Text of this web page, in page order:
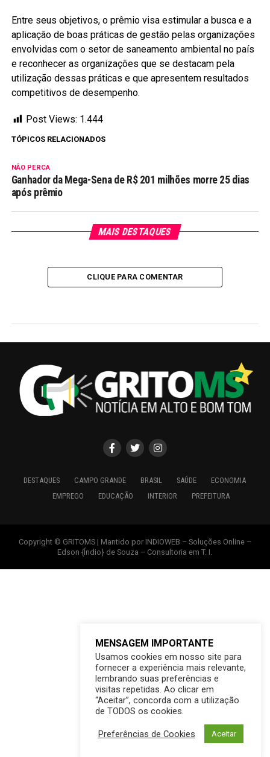
Entre seus objetivos, o prêmio visa estimular a busca e a
aplicação de boas práticas de gestão pelas organizações
envolvidas com o setor de saneamento ambiental no país
e reconhecer as organizações que se destacam pela
utilização dessas práticas e que apresentem resultados
competitivos de desempenho.
Post Views: 1.444
TÓPICOS RELACIONADOS
NÃO PERCA
Ganhador da Mega-Sena de R$ 201 milhões morre 25 dias
após prêmio
MAIS DESTAQUES
CLIQUE PARA COMENTAR
DESTAQUES CAMPO GRANDE BRASIL SAÚDE
ECONOMIA
EMPREGO
EDUCAÇÃO INTERIOR PREFEITURA
Copyright © GRITOMS | Mantido por INDIOWEB – Soluções Online –
Edson {Índio} de Souza – Consultoria em T. I.
MENSAGEM IMPORTANTE
Usamos cookies em nosso site para
fornecer a experiência mais relevante,
lembrando suas preferências e
visitas repetidas. Ao clicar em
“Aceitar”, concorda com a utilização
de TODOS os cookies.
Preferências de Cookies Aceitar